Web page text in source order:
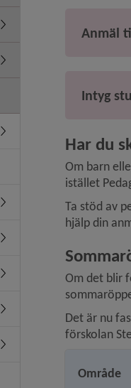
Undermeny för Öppna förskolor
Undermeny för Måltider i
Undermeny för Grundskola
Undermeny för Gymnasium
Undermeny för Anpassad
Undermeny för Vuxenutbildning
Undermeny för Mottagande
Undermeny för Elevhälsa och
Anmäl
Intyg
Har du
Om barn
istället
Ta stöd av
hjälp din
Om det blir
Det är nu
förskolan
Område